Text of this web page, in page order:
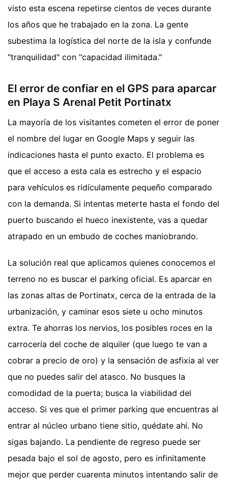
visto esta escena repetirse cientos de veces durante
los años que he trabajado en la zona. La gente
subestima la logística del norte de la isla y confunde
"tranquilidad" con "capacidad ilimitada."
El error de confiar en el GPS para aparcar
en Playa S Arenal Petit Portinatx
La mayoría de los visitantes cometen el error de poner
el nombre del lugar en Google Maps y seguir las
indicaciones hasta el punto exacto. El problema es
que el acceso a esta cala es estrecho y el espacio
para vehículos es ridículamente pequeño comparado
con la demanda. Si intentas meterte hasta el fondo del
puerto buscando el hueco inexistente, vas a quedar
atrapado en un embudo de coches maniobrando.
La solución real que aplicamos quienes conocemos el
terreno no es buscar el parking oficial. Es aparcar en
las zonas altas de Portinatx, cerca de la entrada de la
urbanización, y caminar esos siete u ocho minutos
extra. Te ahorras los nervios, los posibles roces en la
carrocería del coche de alquiler (que luego te van a
cobrar a precio de oro) y la sensación de asfixia al ver
que no puedes salir del atasco. No busques la
comodidad de la puerta; busca la viabilidad del
acceso. Si ves que el primer parking que encuentras al
entrar al núcleo urbano tiene sitio, quédate ahí. No
sigas bajando. La pendiente de regreso puede ser
pesada bajo el sol de agosto, pero es infinitamente
mejor que perder cuarenta minutos intentando salir de